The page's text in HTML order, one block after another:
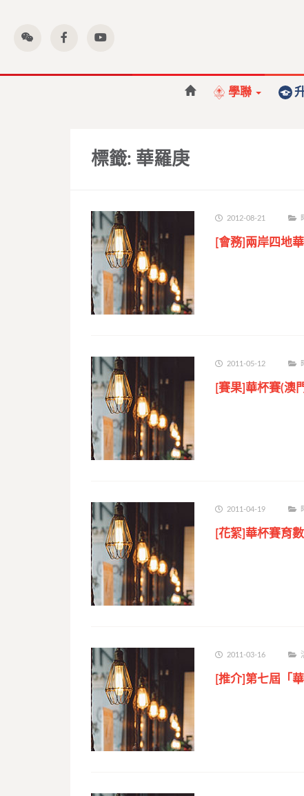
學聯
標籤: 華羅庚
2012-08-21
[會務]兩岸四地
2011-05-12
[賽果]華杯賽(澳
2011-04-19
[花絮]華杯賽育
2011-03-16
[推介]第七屆「